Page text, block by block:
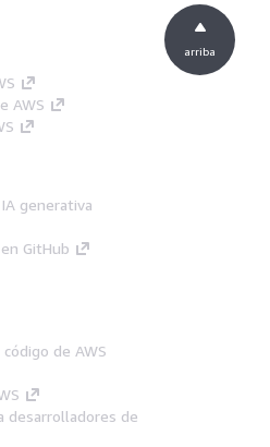
AWS
generativa
GitHub
de AWS
desarrolladores de
arriba